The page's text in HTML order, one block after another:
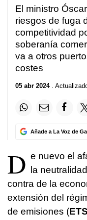
El ministro
riesgos de fuga
competitividad
soberanía
va a otros
costes
05 abr 2024.
Añade a La Voz de
D e nuevo el
la
contra de la
extensión del
de emisiones (ETS